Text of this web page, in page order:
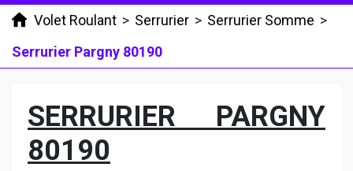
Volet Roulant > Serrurier > Serrurier Somme >
Serrurier Pargny 80190
SERRURIER PARGNY
80190